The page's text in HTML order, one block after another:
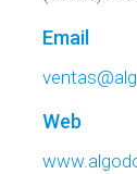
Email
Web